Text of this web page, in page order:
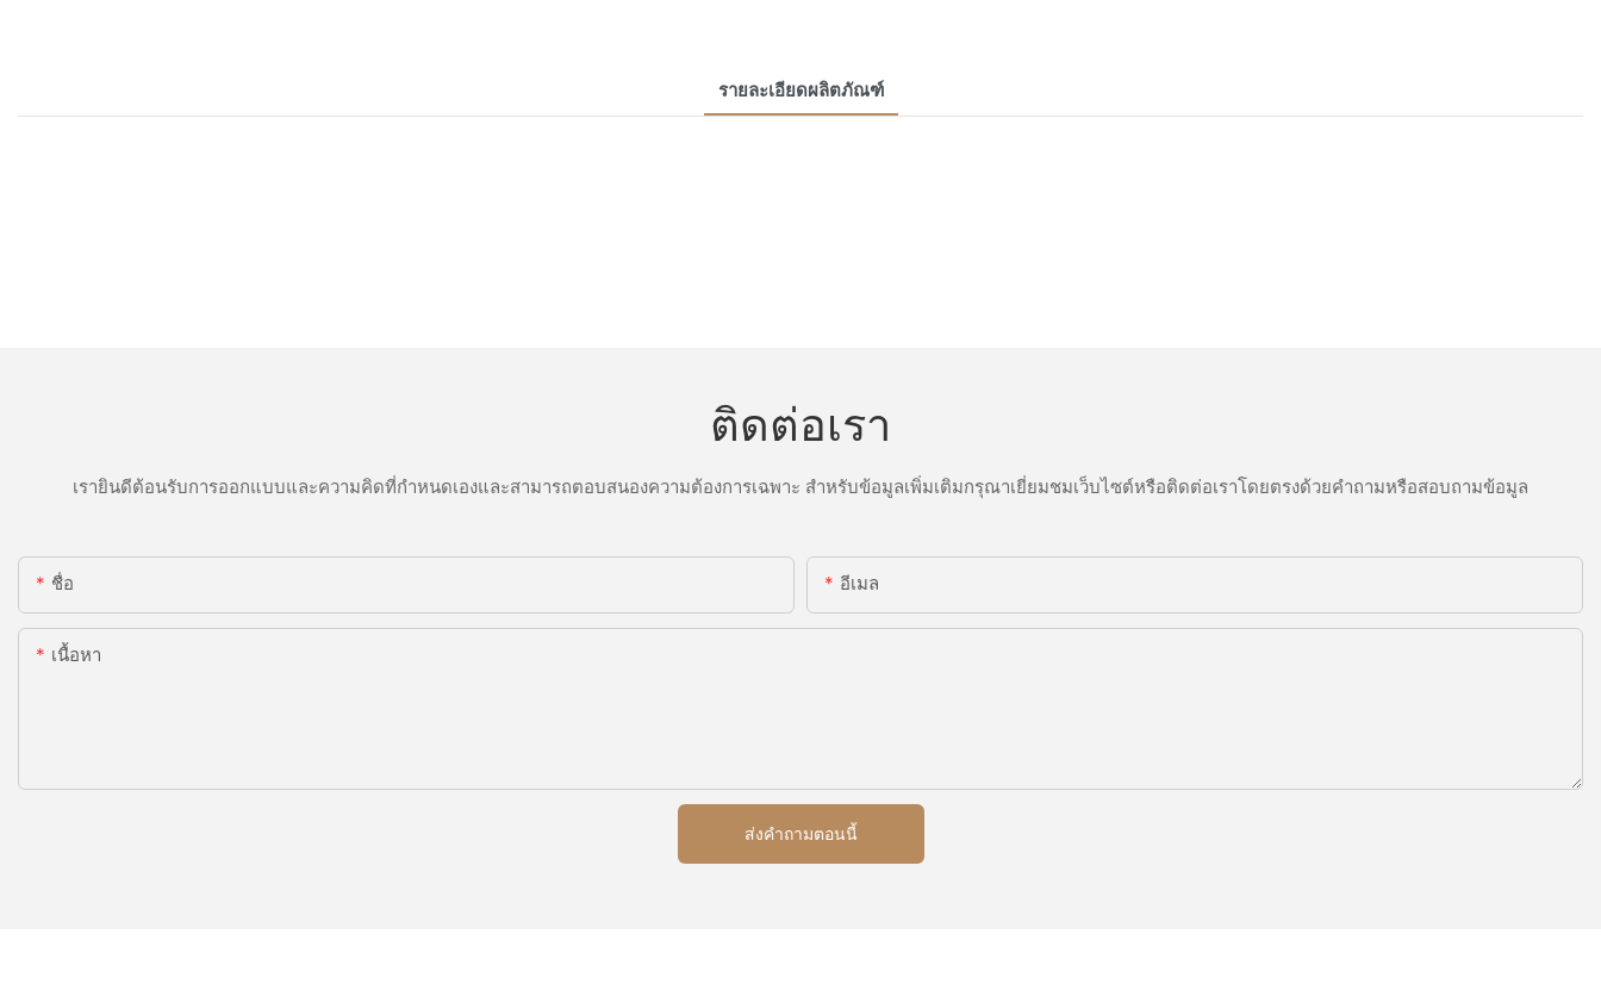
รายละเอียดผลิตภัณฑ์
ติดต่อเรา
เรายินดีต้อนรับการออกแบบและความคิดที่กำหนดเองและสามารถตอบสนองความต้องการเฉพาะ สำหรับข้อมูลเพิ่มเติมกรุณาเยี่ยมชมเว็บไซต์หรือติดต่อเราโดยตรงด้วยคำถามหรือสอบถามข้อมูล
ชื่อ อีเมล
เนื้อหา
ส่งคำถามตอนนี้